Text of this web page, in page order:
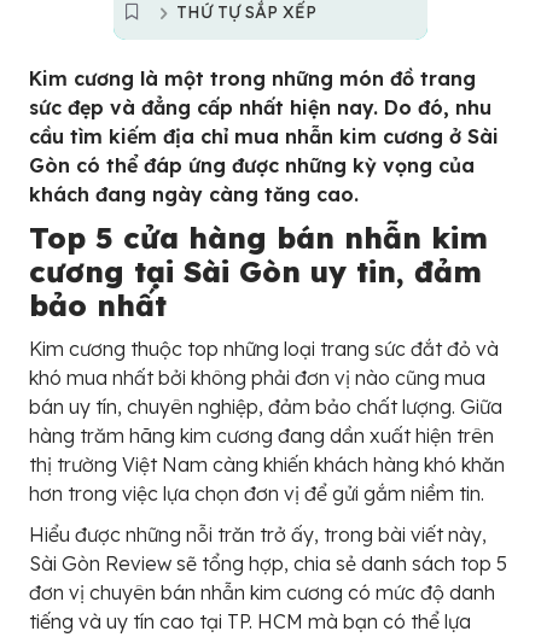
THỨ TỰ SẮP XẾP
Kim cương là một trong những món đồ trang
sức đẹp và đẳng cấp nhất hiện nay. Do đó, nhu
cầu tìm kiếm địa chỉ mua nhẫn kim cương ở Sài
Gòn có thể đáp ứng được những kỳ vọng của
khách đang ngày càng tăng cao.
Top 5 cửa hàng bán nhẫn kim
cương tại Sài Gòn uy tin, đảm
bảo nhất
Kim cương thuộc top những loại trang sức đắt đỏ và
khó mua nhất bởi không phải đơn vị nào cũng mua
bán uy tín, chuyên nghiệp, đảm bảo chất lượng. Giữa
hàng trăm hãng kim cương đang dần xuất hiện trên
thị trường Việt Nam càng khiến khách hàng khó khăn
hơn trong việc lựa chọn đơn vị để gửi gắm niềm tin.
Hiểu được những nỗi trăn trở ấy, trong bài viết này,
Sài Gòn Review sẽ tổng hợp, chia sẻ danh sách top 5
đơn vị chuyên bán nhẫn kim cương có mức độ danh
tiếng và uy tín cao tại TP. HCM mà bạn có thể lựa